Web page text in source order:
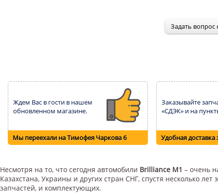
Ждем Вас в гости в нашем
обновленном магазине.
Мы переехали на Тимофея Чаркова 6
Заказывайте
«СДЭК» и на
Удобная доставка
Несмотря на то, что сегодня автомобили Brilliance M1 – очень
Казахстана, Украины и других стран СНГ, спустя несколько
запчастей, и комплектующих.